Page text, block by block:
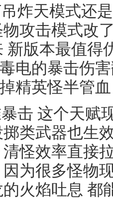
炸天模式还
攻击模式改
新版本最值得
电的暴击伤
精英怪半管血
击 这个天赋
类武器也生
怪效率直接
为很多怪物
火焰吐息 都